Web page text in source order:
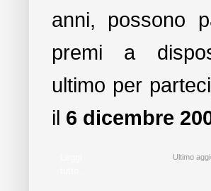
anni, possono
premi a
ultimo per
il 6 dicembre
Ultimo